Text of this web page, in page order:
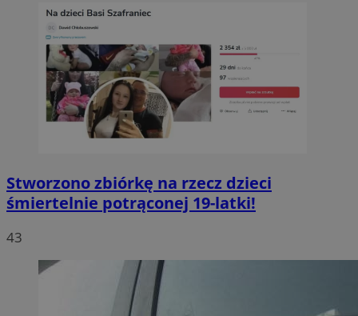
Stworzono zbiórkę na rzecz dzieci
śmiertelnie potrąconej 19-latki!
43